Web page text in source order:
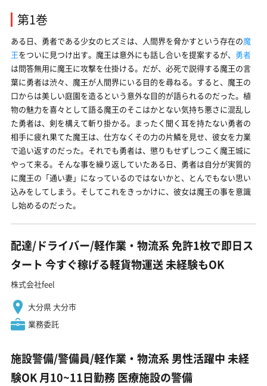
第1巻
ある日、勇者である少女のヒズミは、人間界を脅かすという存在の魔
王をついに見つけ出す。魔王は意外にも話し合いを提案するが、 勇者
は問答無用に魔王に攻撃を仕掛ける。だが、必死で説得する魔王の言
葉に勇者は渋々、魔王が人間界にいる目的を尋ねる。すると、魔王の
口からは美しい庭園を造るという意外な目的が語られるのだった。植
物の魅力を喜々として語る魔王のそこはかとない気持ち悪さに混乱し
た勇者は、剣を構えて斬り掛かる。まったく聞く耳を持たない勇者の
相手に疲れ果てた魔王は、仕方なくその力の片鱗を見せ、彼女を力業
で追い返すのだった。それでも勇者は、懲りもせずしつこく魔王城に
やって来る。そんな事を繰り返していたある日、勇者は自分が実質的
に魔王の「通い妻」になっているのではないかと、とんでもない思い
込みをしてしまう。そしてこれをきっかけに、彼女は魔王の事を意識
し始めるのだった。
配達/ドライバー/軽作業・物流系 免許1枚で即日ス
タート 今すぐ稼げる軽貨物運送 未経験もOK
株式会社feel
大分県 大分市
業務委託
施設警備/警備員/軽作業・物流系 男性活躍中 未経
験OK 月10~11日勤務 医療施設の警備